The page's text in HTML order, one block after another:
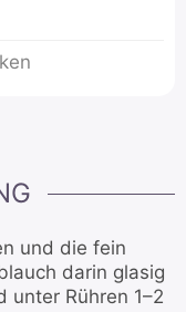
und die fein
darin glasig
unter Rühren 1–2